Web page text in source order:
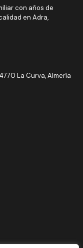
con años de
en Adra,
La Curva, Almería